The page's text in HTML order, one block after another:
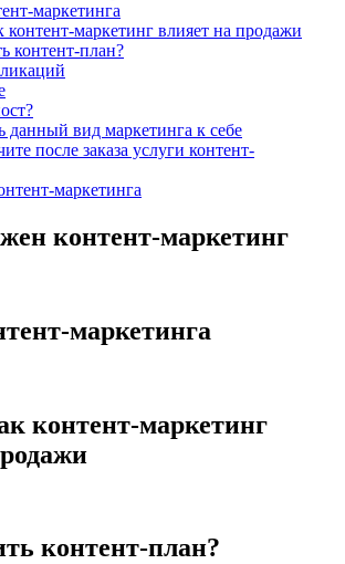
маркетинга
маркетинг влияет на продажи
контент-план?
данный вид маркетинга к себе
после заказа услуги контент-
маркетинга
контент-маркетинг
маркетинга
контент-маркетинг
контент-план?